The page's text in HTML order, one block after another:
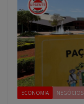
ECONOMIA NEGÓCIOS